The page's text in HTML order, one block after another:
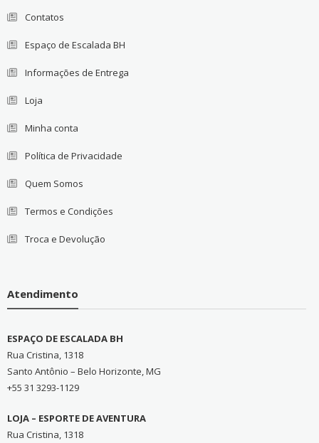
Contatos
Espaço de Escalada BH
Informações de Entrega
Loja
Minha conta
Política de Privacidade
Quem Somos
Termos e Condições
Troca e Devolução
Atendimento
ESPAÇO DE ESCALADA BH
Rua Cristina, 1318
Santo Antônio – Belo Horizonte, MG
+55 31 3293-1129
LOJA – ESPORTE DE AVENTURA
Rua Cristina, 1318